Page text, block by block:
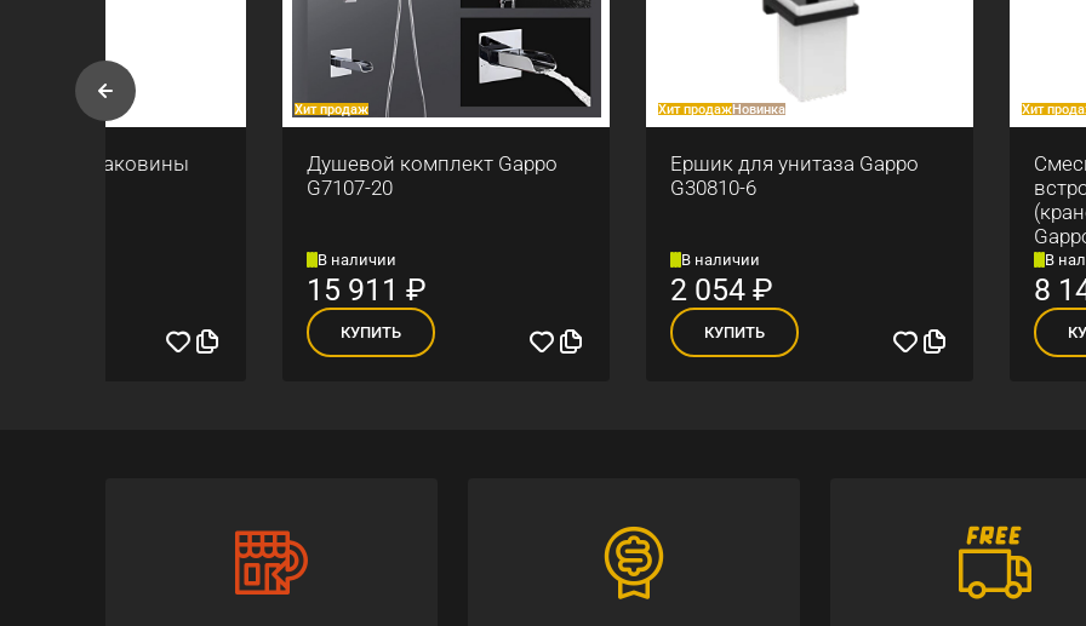
Хит продаж
Душевой комплект Gappo
КУПИТЬ
Хит продажНовинка
Ершик для унитаза Gappo
КУПИТЬ
Смеситель для кухни
встроенным фильтром
(краном) под
КУПИТЬ